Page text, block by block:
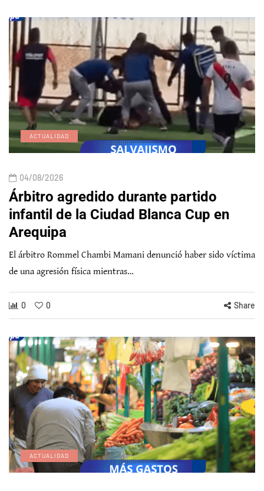
ACTUALIDAD
04/08/2026
Árbitro agredido durante partido
infantil de la Ciudad Blanca Cup en
Arequipa
El árbitro Rommel Chambi Mamani denunció haber sido víctima
de una agresión física mientras…
0 0 Share
ACTUALIDAD